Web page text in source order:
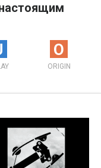
O
ORIGIN